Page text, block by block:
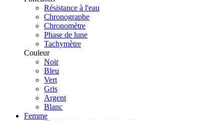
Résistance à l'eau
Chronographe
Chronomètre
Phase de lune
Tachymètre
Couleur
Noir
Bleu
Vert
Gris
Argent
Blanc
Femme